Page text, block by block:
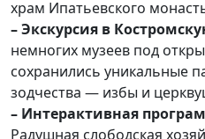
храм Ипатьевского
– Экскурсия в
немногих музеев под
сохранились уникальные
зодчества — избы и
– Интерактивная
Радушная слободская